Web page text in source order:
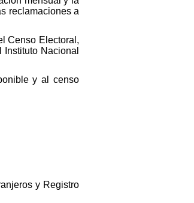
reclamaciones a
Censo Electoral,
Nacional
y al censo
y Registro